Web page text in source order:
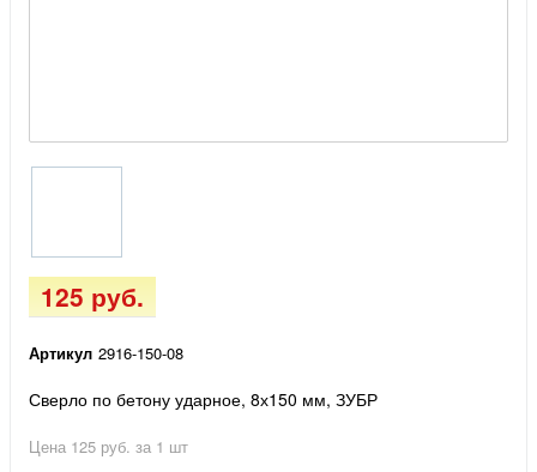
125 руб.
Артикул 2916-150-08
Сверло по бетону ударное, 8х150 мм, ЗУБР
Цена 125 руб. за 1 шт